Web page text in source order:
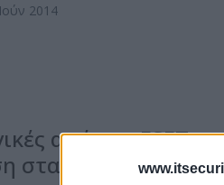
2014
από την ESET
στα Social Media